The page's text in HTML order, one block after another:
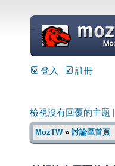
=
登入 註冊
檢視沒有回覆的主題
MozTW» 討論區首頁